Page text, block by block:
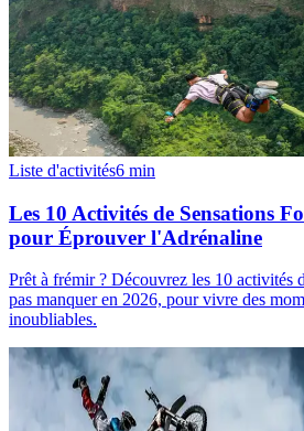
Liste d'activités6 min
Les 10 Activités de Sensations
pour Éprouver l'Adrénaline
Prêt à frémir ? Découvrez les 10 activités
pas manquer en 2026, pour vivre des
inoubliables.